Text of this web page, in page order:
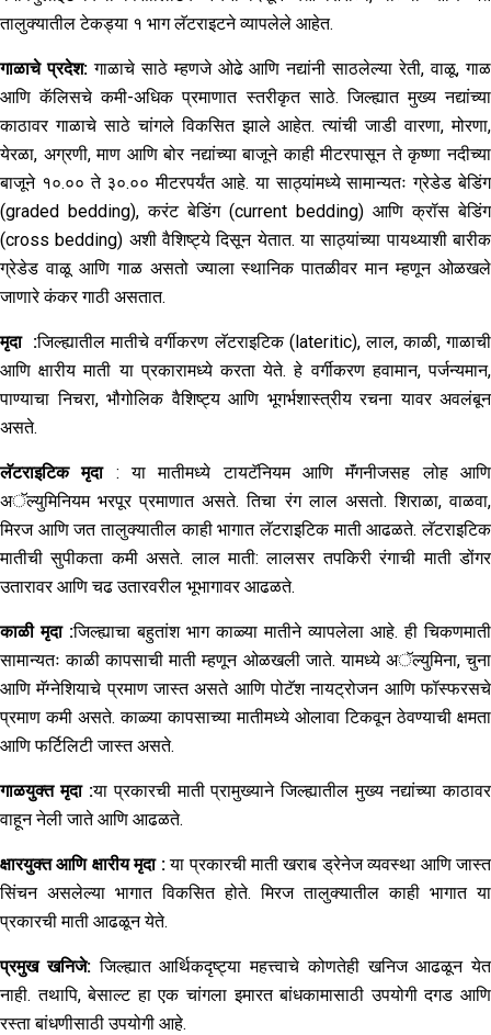
तालुक्यातील टेकड्या १ भाग लॅटराइटने व्यापलेले आहेत.
गाळाचे प्रदेश:गाळाचे साठे म्हणजे ओढे आणि नद्यांनी साठलेल्या रेती, वाळू, गाळ
आणि कॅलिसचे कमी-अधिक प्रमाणात स्तरीकृत साठे. जिल्ह्यात मुख्य नद्यांच्या
काठावर गाळाचे साठे चांगले विकसित झाले आहेत. त्यांची जाडी वारणा, मोरणा,
येरळा, अग्रणी, माण आणि बोर नद्यांच्या बाजूने काही मीटरपासून ते कृष्णा नदीच्या
बाजूने १०.०० ते ३०.०० मीटरपर्यंत आहे. या साठ्यांमध्ये सामान्यतः ग्रेडेड बेडिंग
(graded bedding), करंट बेडिंग (current bedding) आणि क्रॉस बेडिंग
(cross bedding) अशी वैशिष्ट्ये दिसून येतात. या साठ्यांच्या पायथ्याशी बारीक
ग्रेडेड वाळू आणि गाळ असतो ज्याला स्थानिक पातळीवर मान म्हणून ओळखले
जाणारे कंकर गाठी असतात.
मृदा :जिल्ह्यातील मातीचे वर्गीकरण लॅटराइटिक (lateritic), लाल, काळी, गाळाची
आणि क्षारीय माती या प्रकारामध्ये करता येते. हे वर्गीकरण हवामान, पर्जन्यमान,
पाण्याचा निचरा, भौगोलिक वैशिष्ट्य आणि भूगर्भशास्त्रीय रचना यावर अवलंबून
असते.
लॅटराइटिक मृदा: या मातीमध्ये टायटॅनियम आणि मॅंगनीजसह लोह आणि
अॅल्युमिनियम भरपूर प्रमाणात असते. तिचा रंग लाल असतो. शिराळा, वाळवा,
मिरज आणि जत तालुक्यातील काही भागात लॅटराइटिक माती आढळते. लॅटराइटिक
मातीची सुपीकता कमी असते. लाल माती: लालसर तपकिरी रंगाची माती डोंगर
उतारावर आणि चढ उतारवरील भूभागावर आढळते.
काळी मृदा:जिल्ह्याचा बहुतांश भाग काळ्या मातीने व्यापलेला आहे. ही चिकणमाती
सामान्यतः काळी कापसाची माती म्हणून ओळखली जाते. यामध्ये अॅल्युमिना, चुना
आणि मॅग्नेशियाचे प्रमाण जास्त असते आणि पोटॅश नायट्रोजन आणि फॉस्फरसचे
प्रमाण कमी असते. काळ्या कापसाच्या मातीमध्ये ओलावा टिकवून ठेवण्याची क्षमता
आणि फर्टिलिटी जास्त असते.
गाळयुक्त मृदा :या प्रकारची माती प्रामुख्याने जिल्ह्यातील मुख्य नद्यांच्या काठावर
वाहून नेली जाते आणि आढळते.
क्षारयुक्त आणि क्षारीय मृदा :या प्रकारची माती खराब ड्रेनेज व्यवस्था आणि जास्त
सिंचन असलेल्या भागात विकसित होते. मिरज तालुक्यातील काही भागात या
प्रकारची माती आढळून येते.
प्रमुख खनिजे:जिल्ह्यात आर्थिकदृष्ट्या महत्त्वाचे कोणतेही खनिज आढळून येत
नाही. तथापि, बेसाल्ट हा एक चांगला इमारत बांधकामासाठी उपयोगी दगड आणि
रस्ता बांधणीसाठी उपयोगी आहे.